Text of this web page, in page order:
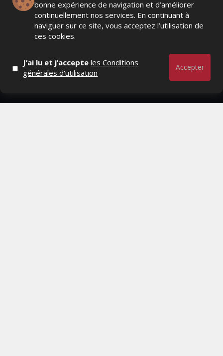
bonne expérience de navigation et d’améliorer
continuellement nos services. En continuant à
naviguer sur ce site, vous acceptez l’utilisation de
ces cookies.
J’ai lu et j’accepteles Conditions
générales d'utilisation
Accepter
Actualités Média, Actualités Com/Market/Ntic, Actualités
Distrib, Dossier, Interview, Stratégies, Communication,
Marques avenue, Relations presse, Créa, Baromètre,
People, Métier, Profil...
RESTER CONNECTÉ